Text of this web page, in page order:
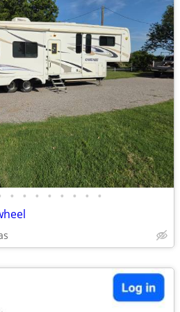
• • • • • • • •